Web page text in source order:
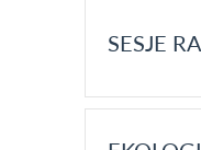
SESJE